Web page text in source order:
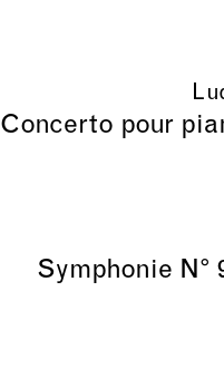
Concerto pour
Symphonie N°